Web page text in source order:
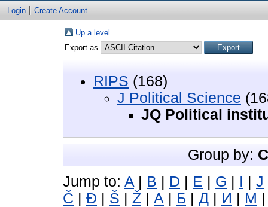
Login Create Account
Up a level
Export as
RIPS (168)
J Political Science
JQ Political
Group by:
Jump to: A | B | D | E | G | I | J
Č | Đ | Š | Ž | А | Б | Д | И | М